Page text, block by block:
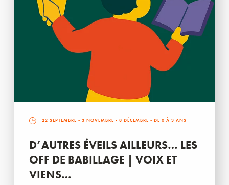
22 SEPTEMBRE - 3 NOVEMBRE - 8 DÉCEMBRE - DE 0 À 3 ANS
D’AUTRES ÉVEILS AILLEURS… LES
OFF DE BABILLAGE | VOIX ET
VIENS…